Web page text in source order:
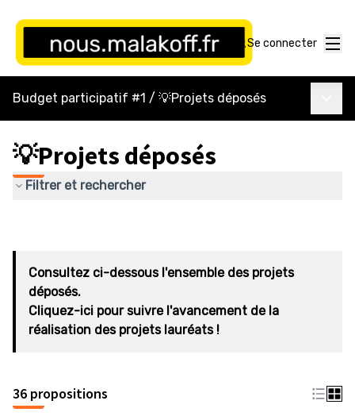
Se connecter
Budget participatif #1 / 💡Projets déposés
💡Projets déposés
Filtrer et rechercher
Consultez ci-dessous l'ensemble des projets
déposés.
Cliquez-ici pour suivre l'avancement de la
réalisation des projets lauréats !
36 propositions